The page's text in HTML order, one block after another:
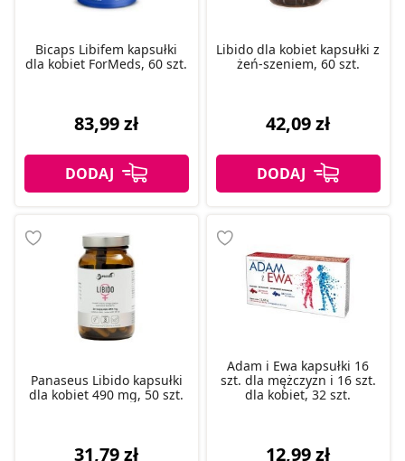
Bicaps Libifem kapsułki
dla kobiet ForMeds, 60 szt.
83,99 zł
Libido dla kobiet kapsułki z
żeń-szeniem, 60 szt.
42,09 zł
Panaseus Libido kapsułki
dla kobiet 490 mg, 50 szt.
31,79 zł
Adam i Ewa kapsułki 16
szt. dla mężczyzn i 16 szt.
dla kobiet, 32 szt.
12,99 zł